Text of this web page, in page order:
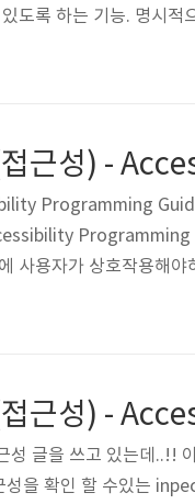
도록 하는 기능. 명시적
Type을 지원하
Programming
사용자가 상호작용해
만들어야 합니다.
근성) -
글을 쓰고 있는데..!!
성을 확인 할 수있는